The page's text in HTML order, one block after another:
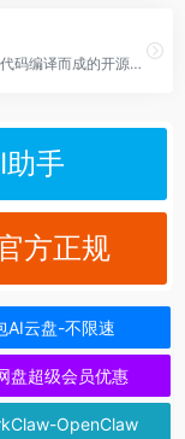
基于 Red Hat Enterprise Linux (RHEL) 源代码编译而成的开源操作系统
手
方正规
AI云盘-不限速
盘超级会员优惠
OpenClaw